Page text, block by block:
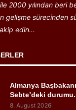
2000 yılından beri
gelişme sürecinden
edin...
Almanya
Sebte’deki
8. August 2026